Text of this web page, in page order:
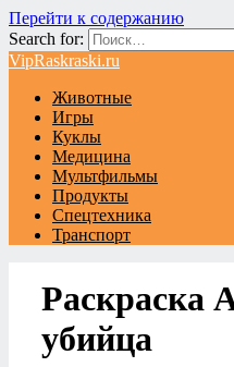
Перейти к содержанию
Search for:
VipRaskraski.ru
Животные
Игры
Куклы
Медицина
Мультфильмы
Продукты
Спецтехника
Транспорт
Раскраска
убийца